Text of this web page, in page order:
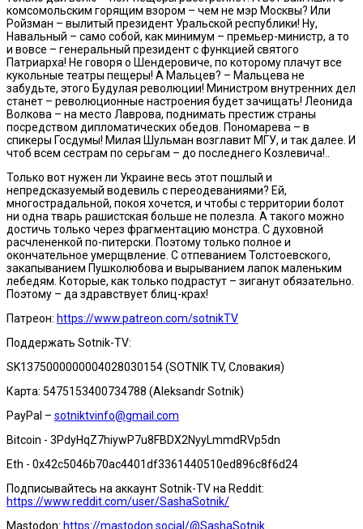
комсомольским горящим взором – чем не мэр Москвы? Или
Ройзман – вылитый президент Уральской республики! Ну,
Навальный – само собой, как минимум – премьер-министр, а то
и вовсе – генеральный президент с функцией святого
Патриарха! Не говоря о Шендеровиче, по которому плачут все
кукольные театры пещеры! А Мальцев? – Мальцева не
забудьте, этого Будулая революции! Министром внутренних дел
станет – революционные настроения будет зачищать! Леонида
Волкова – на место Лаврова, поднимать престиж страны
посредством дипломатических обедов. Пономарева – в
спикеры Госдумы! Милая Шульман возглавит МГУ, и так далее. И
чтоб всем сестрам по серьгам – до последнего Козлевича!..
Только вот нужен ли Украине весь этот пошлый и
непредсказуемый водевиль с переодеваниями? Ей,
многострадальной, покоя хочется, и чтобы с территории болот
ни одна тварь рашистская больше не полезла. А такого можно
достичь только через фрагментацию монстра. С духовной
расчлененкой по-питерски. Поэтому только полное и
окончательное умерщвление. С отпеванием Толстоевского,
закапыванием Пушколюбова и вырыванием лапок маленьким
лебедям. Которые, как только подрастут – зиганут обязательно.
Поэтому – да здравствует блиц-крах!
Патреон: https://www.patreon.com/sotnikTV
Поддержать Sotnik-TV:
SK1375000000004028030154 (SOTNIK TV, Словакия)
Карта: 5475153400734788 (Aleksandr Sotnik)
PayPal – sotniktvinfo@gmail.com
Bitcoin - 3PdyHqZ7hiywP7u8FBDX2NyyLmmdRVp5dn
Eth - 0x42c5046b70ac4401df3361440510ed896c8f6d24
Подписывайтесь на аккаунт Sotnik-TV на Reddit:
https://www.reddit.com/user/SashaSotnik/
Mastodon: https://mastodon.social/@SashaSotnik